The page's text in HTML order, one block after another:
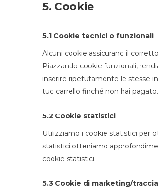
5. Cookie
5.1 Cookie tecnici o funzionali
Alcuni cookie assicurano il
Piazzando cookie funzionali,
inserire ripetutamente le stesse
tuo carrello finché non hai
5.2 Cookie statistici
Utilizziamo i cookie statistici per
statistici otteniamo
cookie statistici.
5.3 Cookie di marketing/